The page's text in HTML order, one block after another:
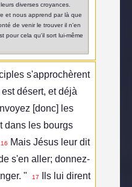
diverses croyances.
et nous apprend par là que
de venir le trouver il n'en
pour cela qu'il sort lui-même
s'approchèrent
désert, et déjà
[donc] les
dans les bourgs
16
Mais Jésus leur dit
s'en aller; donnez-
"
17
Ils lui dirent